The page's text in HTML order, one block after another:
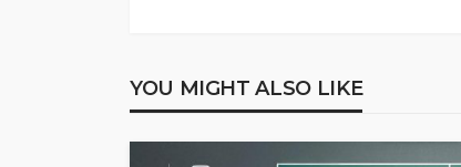
YOU MIGHT ALSO LIKE